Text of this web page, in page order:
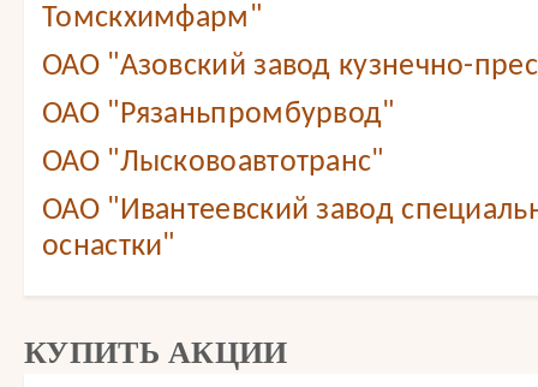
Томскхимфарм"
ОАО "Азовский завод кузнечно-
ОАО "Рязаньпромбурвод"
ОАО "Лысковоавтотранс"
ОАО "Ивантеевский завод
оснастки"
КУПИТЬ АКЦИИ